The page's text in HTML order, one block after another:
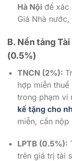
Hà Nộiđể xác
Giá Nhà
B. Nền tảng
(0.5%)
TNCN (2%):
hợp miễn
trong phạm vi
kế tặng cho
miễn, cần nộp
LPTB (0.5%):
trên giá trị tài